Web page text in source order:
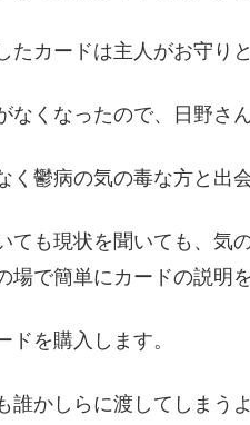
たカードは主人がお守り
なくなったので、日野さ
く鬱病の気の毒な方と出
ても現状を聞いても、気
場で簡単にカードの説明
ドを購入します。
誰かしらに渡してしまう